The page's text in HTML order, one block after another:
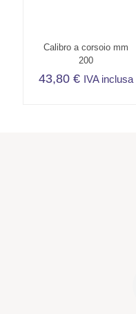
Calibro a corsoio mm
200
43,80€ IVA inclusa